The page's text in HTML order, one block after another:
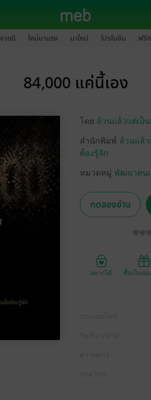
ขายดี ใหม่มาแรง มาใหม่ โปรโมชัน ฟรี
84,000 แค่นี้เอง
โดย ล้วนแล้วแต่เป็
สำนักพิมพ์ ล้วนแล้ว
ต้องรู้จัก
หมวดหมู่ พัฒนาตนเ
ทดลองอ่าน
อยากได้ ซื้อเป็นขอ